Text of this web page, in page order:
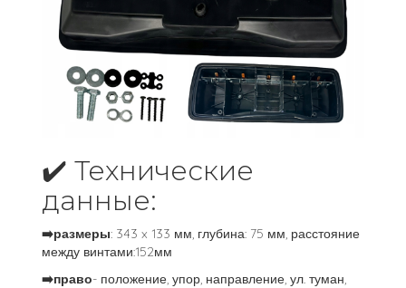
✔️ Технические
данные:
➡️размеры: 343 x 133 мм, глубина: 75 мм, расстояние
между винтами:152мм
➡️право- положение, упор, направление, ул. туман,